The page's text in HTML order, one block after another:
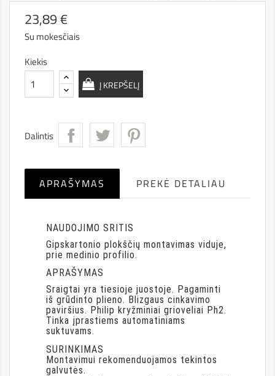
23,89 €
Su mokesčiais
Kiekis
Į KREPŠELĮ
Dalintis
APRAŠYMAS PREKĖ DETALIAU
NAUDOJIMO SRITIS
Gipskartonio plokščių montavimas viduje,
prie medinio profilio.
APRAŠYMAS
Sraigtai yra tiesioje juostoje. Pagaminti
iš grūdinto plieno. Blizgaus cinkavimo
paviršius. Philip kryžminiai grioveliai Ph2.
Tinka įprastiems automatiniams
suktuvams.
SURINKIMAS
Montavimui rekomenduojamos tekintos
galvutės.